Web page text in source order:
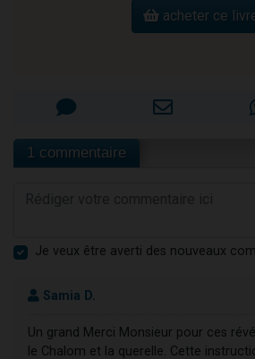
acheter ce
1 commentaire
Je veux être averti des nouveaux
Samia D.
Un grand Merci Monsieur pour ces
le Chalom et la querelle. Cette